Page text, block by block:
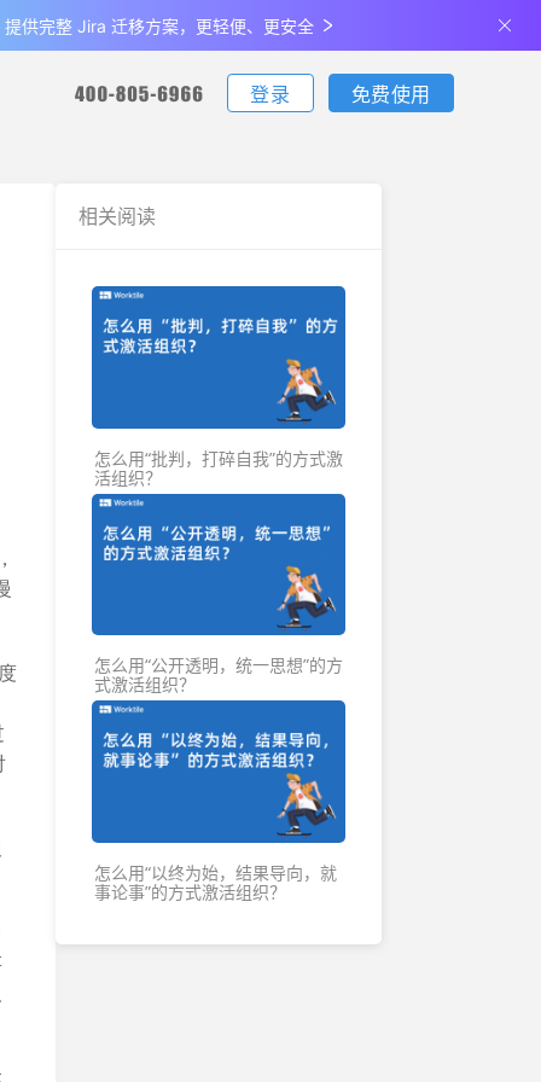
供完整 Jira 迁移方案，更轻便、更安全
支持iOS、Android、Windows、Mac
您可通过电话联系我们：
金融
您可通过电话联系我们：
实
查看产品最新的功能升级、体验优化
说明
公司介绍及发展历程
各地办公地址及联系方式
您可通过电话联系我们：
登录 免费使用
相关阅读
怎么用“批判，打碎自我”的方式激
活组织？
怎么用“公开透明，统一思想”的方
式激活组织？
怎么用“以终为始，结果导向，就
事论事”的方式激活组织？